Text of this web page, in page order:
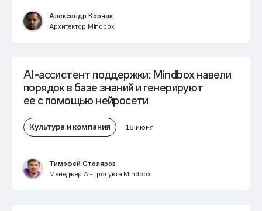
Александр Корчак
Архитектор Mindbox
AI-ассистент поддержки: Mindbox навели
порядок в базе знаний и генерируют
ее с помощью нейросети
Культура и компания 18 июня
Тимофей Столяров
Менеджер AI-продукта Mindbox